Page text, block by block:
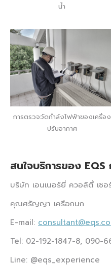
น้ำ
การตรวจวัดกำลังไฟฟ้าของเครื่อง
ปรับอากาศ
สนใจบริการของ
บริษัท เอนเนอร์ยี่ ควอลิตี้ เซอ
คุณศรัญญา เครือกนก
E-mail:
Tel: 02-192-1847-8, 090-
Line: @eqs_experience